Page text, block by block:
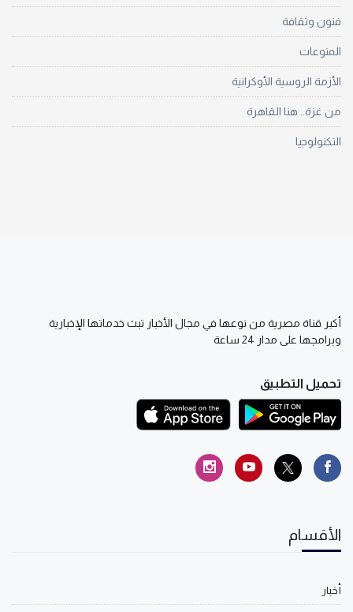
فنون وثقافة
المنوعات
الأزمة الروسية الأوكرانية
من غزة.. هنا القاهرة
التكنولوجيا
أكبر قناة مصرية من نوعها في مجال الأخبار تبث خدماتها الإخبارية
وبرامجها على مدار 24 ساعة
تحميل التطبيق
الأقسام
أخبار